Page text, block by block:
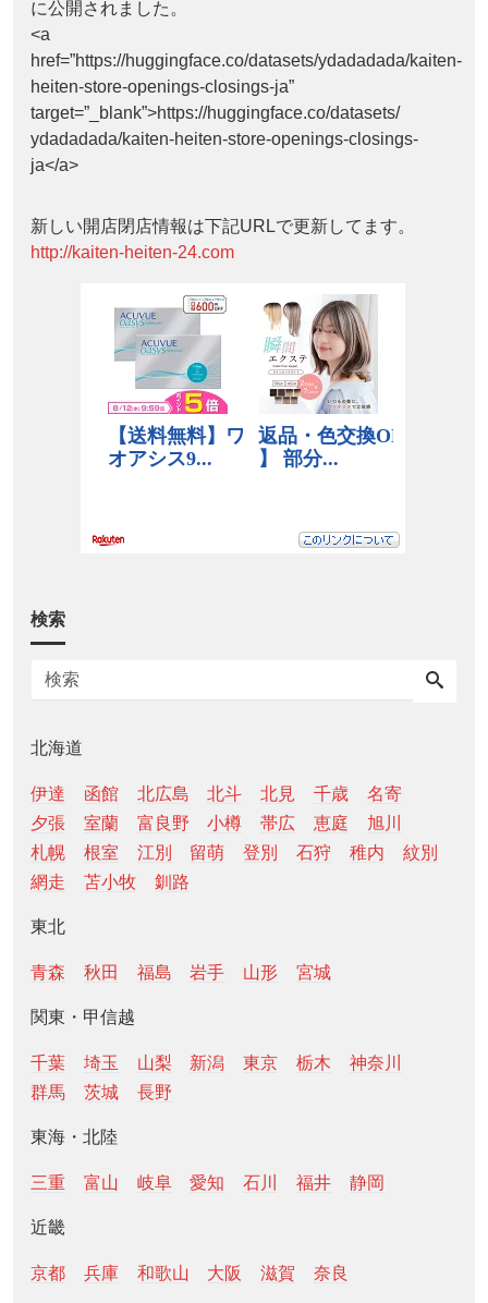
に公開されました。
<a
href=”https://huggingface.co/datasets/ydadadada/kaiten-
heiten-store-openings-closings-ja”
target=”_blank”>https://huggingface.co/datasets/
ydadadada/kaiten-heiten-store-openings-closings-
ja</a>
新しい開店閉店情報は下記URLで更新してます。
http://kaiten-heiten-24.com
検索
北海道
伊達 函館 北広島 北斗 北見 千歳
名寄
夕張
室蘭 富良野 小樽 帯広 恵庭
旭川
札幌
根室 江別 留萌 登別 石狩 稚内
紋別
網走
苫小牧 釧路
東北
青森 秋田 福島 岩手 山形 宮城
関東・甲信越
千葉 埼玉 山梨 新潟 東京 栃木
神奈川
群馬
茨城 長野
東海・北陸
三重 富山 岐阜 愛知 石川 福井 静岡
近畿
京都 兵庫 和歌山 大阪 滋賀 奈良